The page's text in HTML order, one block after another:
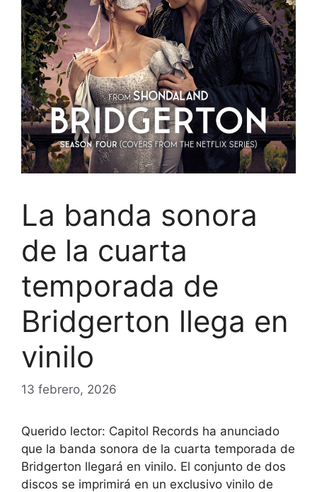
La banda sonora
de la cuarta
temporada de
Bridgerton llega en
vinilo
13 febrero, 2026
Querido lector: Capitol Records ha anunciado
que la banda sonora de la cuarta temporada de
Bridgerton llegará en vinilo. El conjunto de dos
discos se imprimirá en un exclusivo vinilo de